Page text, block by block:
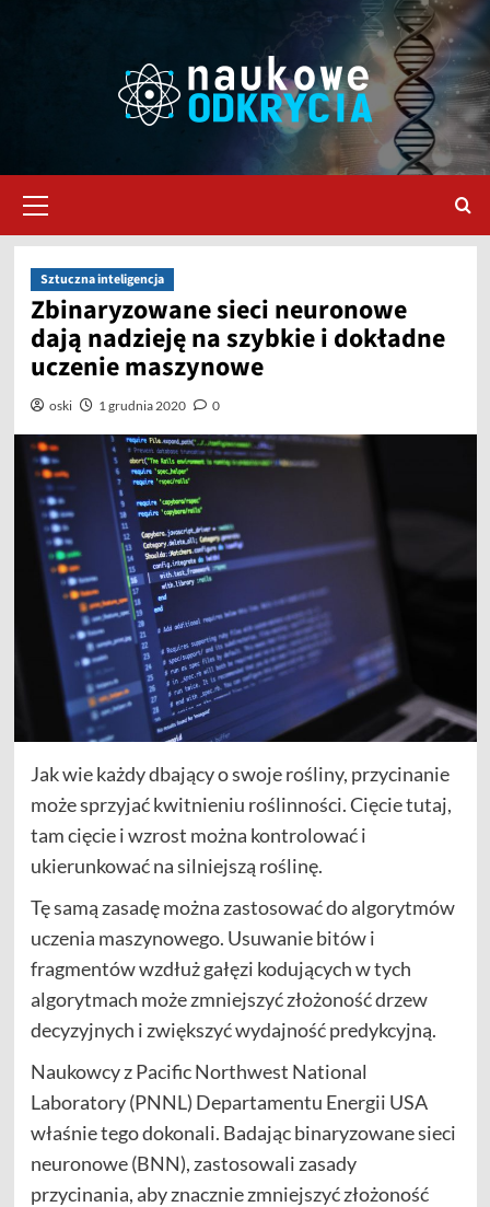
główne
Sztuczna inteligencja
Zbinaryzowane sieci neuronowe
dają nadzieję na szybkie i dokładne
uczenie maszynowe
oski 1 grudnia 2020 0
Jak wie każdy dbający o swoje rośliny, przycinanie
może sprzyjać kwitnieniu roślinności. Cięcie tutaj,
tam cięcie i wzrost można kontrolować i
ukierunkować na silniejszą roślinę.
Tę samą zasadę można zastosować do algorytmów
uczenia maszynowego. Usuwanie bitów i
fragmentów wzdłuż gałęzi kodujących w tych
algorytmach może zmniejszyć złożoność drzew
decyzyjnych i zwiększyć wydajność predykcyjną.
Naukowcy z Pacific Northwest National
Laboratory (PNNL) Departamentu Energii USA
właśnie tego dokonali. Badając binaryzowane sieci
neuronowe (BNN), zastosowali zasady
przycinania, aby znacznie zmniejszyć złożoność